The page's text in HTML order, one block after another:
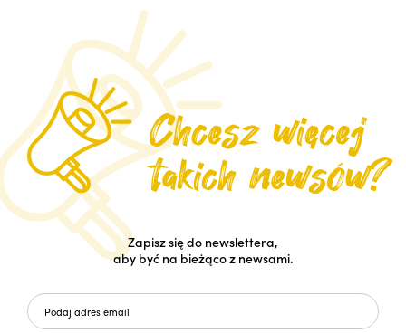
Zapisz się do newslettera,
aby być na bieżąco z newsami.